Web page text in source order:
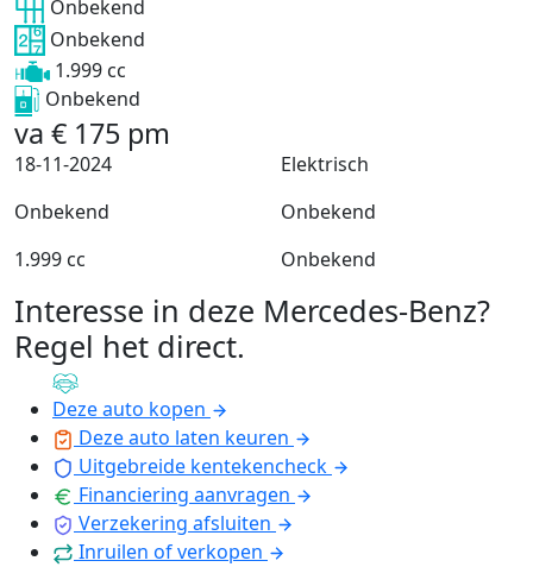
Onbekend
Onbekend
1.999 cc
Onbekend
va € 175 pm
18-11-2024
Elektrisch
Onbekend
Onbekend
1.999 cc
Onbekend
Interesse in deze Mercedes-Benz?
Regel het direct.
Deze auto kopen
Deze auto laten keuren
Uitgebreide kentekencheck
Financiering aanvragen
Verzekering afsluiten
Inruilen of verkopen